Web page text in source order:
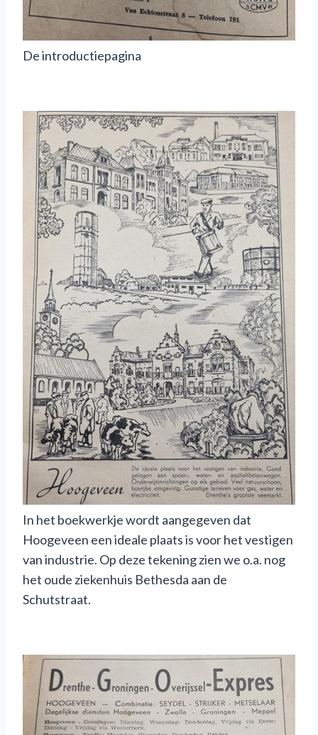
De introductiepagina
In het boekwerkje wordt aangegeven dat
Hoogeveen een ideale plaats is voor het vestigen
van industrie. Op deze tekening zien we o.a. nog
het oude ziekenhuis Bethesda aan de
Schutstraat.